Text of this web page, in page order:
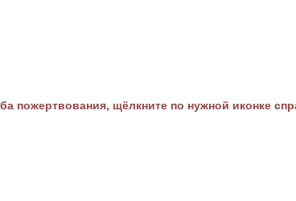
пожертвования, щёлкните по нужной иконке